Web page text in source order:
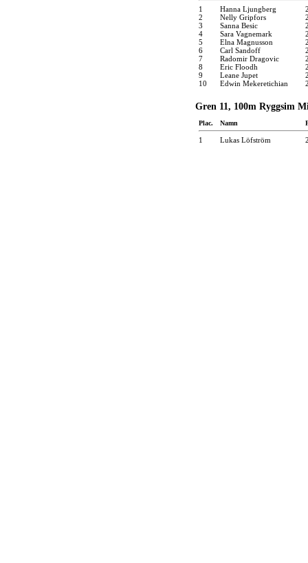
1 Hanna Ljungberg
2
Nelly Gripfors
3
Sanna Besic
4
Sara Vagnemark
5
Elna Magnusson
6
Carl Sandoff
7
Radomir Dragovic
8
Eric Floodh
9
Leane Jupet
10
Edwin Mekeretichian
Gren 11, 100m Ryggsim
Plac. Namn
1 Lukas Löfström